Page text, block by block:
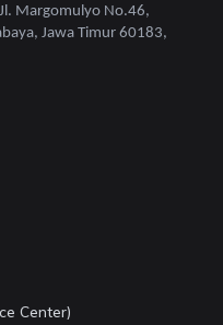
Margomulyo No.46,
Jawa Timur 60183,
Center)